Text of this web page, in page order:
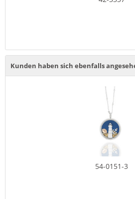
Kunden haben sich ebenfalls
54-0151-3